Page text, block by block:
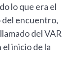
lo que era el
del encuentro,
del VAR
inicio de la